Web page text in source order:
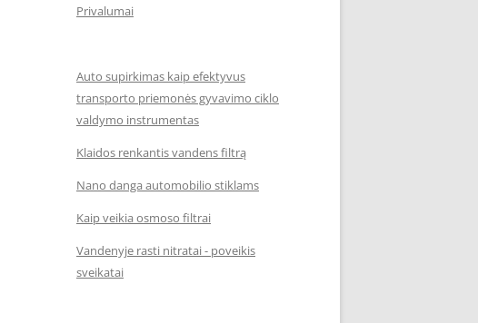
Privalumai
Auto supirkimas kaip efektyvus
transporto priemonės gyvavimo ciklo
valdymo instrumentas
Klaidos renkantis vandens filtrą
Nano danga automobilio stiklams
Kaip veikia osmoso filtrai
Vandenyje rasti nitratai - poveikis
sveikatai